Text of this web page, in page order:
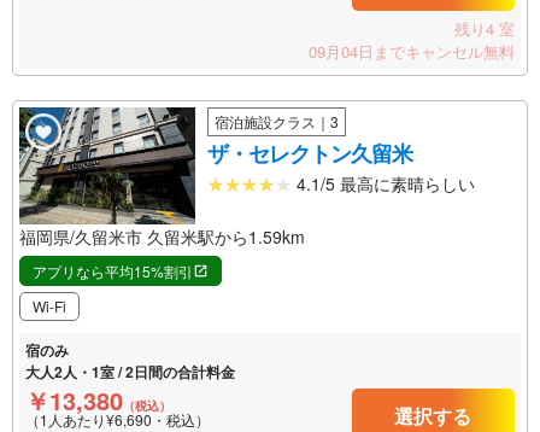
残り4 室
09月04日までキャンセル無料
宿泊施設クラス｜3
ザ・セレクトン久留米
4.1/5 最高に素晴らしい
福岡県/久留米市 久留米駅から1.59km
アプリなら平均15%割引
Wi-Fi
宿のみ
大人2人・1室 / 2日間の合計料金
￥13,380 （税込）
（1人あたり¥6,690・税込） 選択する